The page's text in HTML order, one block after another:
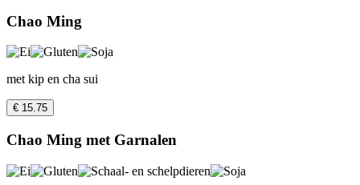
Chao Ming
met kip en cha sui
€ 15.75
Chao Ming met Garnalen